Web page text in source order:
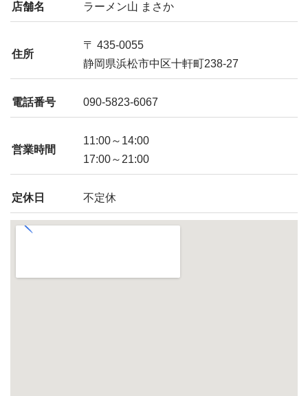
店舗名 ラーメン山 まさか
住所
〒 435-0055
静岡県浜松市中区十軒町238-27
電話番号 090-5823-6067
営業時間
11:00～14:00
17:00～21:00
定休日 不定休